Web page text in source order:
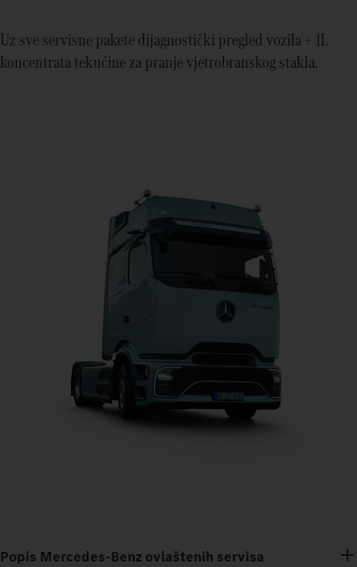
Uz sve servisne pakete dijagnostički pregled vozila + 1L
koncentrata tekućine za pranje vjetrobranskog stakla.
Popis Mercedes-Benz ovlaštenih servisa